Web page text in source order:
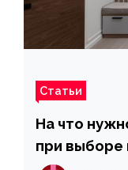
Статьи
На что
при выборе